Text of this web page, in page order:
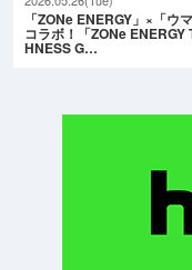
「ZONe ENERGY」×「ウ
コラボ！「ZONe ENERGY
HNESS G…